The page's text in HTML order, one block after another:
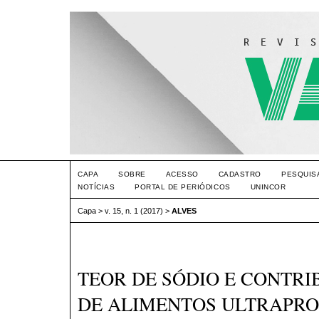
CAPA SOBRE ACESSO CADASTRO
NOTÍCIAS
PORTAL DE PERIÓDICOS UNINCOR
Capa > v. 15, n. 1 (2017) > ALVES
TEOR DE SÓDIO E
DE ALIMENTOS